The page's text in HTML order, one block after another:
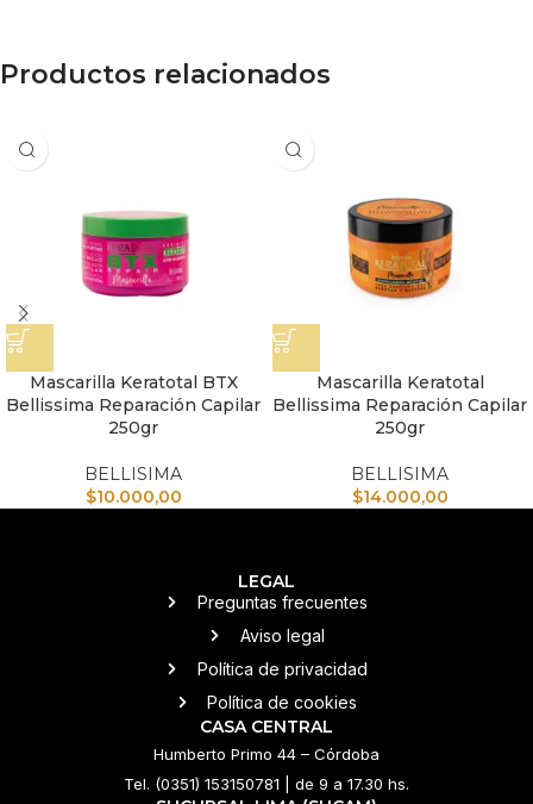
Productos relacionados
Mascarilla Keratotal BTX
Bellissima Reparación Capilar
250gr
BELLISIMA
$10.000,00
Mascarilla Keratotal
Bellissima Reparación Capilar
250gr
BELLISIMA
$14.000,00
LEGAL
Preguntas frecuentes
Aviso legal
Política de privacidad
Política de cookies
CASA CENTRAL
Humberto Primo 44 – Córdoba
Tel. (0351) 153150781 | de 9 a 17.30 hs.